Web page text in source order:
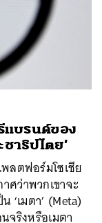
แบรนด์ของ
าธิปไตย’
ลตฟอร์มโซเชีย
ศว่าพวกเขาจะ
‘เมตา’ (Meta)
จริงหรือเมตา